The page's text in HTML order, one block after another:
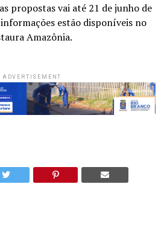
propostas vai até 21 de junho de
estão disponíveis no
Amazônia.
ADVERTISEMENT